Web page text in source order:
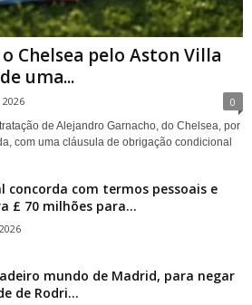
Chelsea pelo Aston Villa
uma...
0
de Alejandro Garnacho, do Chelsea, por
com uma cláusula de obrigação condicional
concorda com termos pessoais e
£ 70 milhões para...
mundo de Madrid, para negar
de Rodri...